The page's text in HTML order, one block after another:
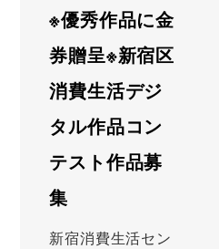
※優秀作品に金
券贈呈※新宿区
消費生活デジ
タル作品コン
テスト作品募
集
新宿消費生活セン